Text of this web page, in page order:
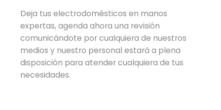
Deja tus electrodomésticos en manos
expertas, agenda ahora una revisión
comunicándote por cualquiera de nuestros
medios y nuestro personal estará a plena
disposición para atender cualquiera de tus
necesidades.